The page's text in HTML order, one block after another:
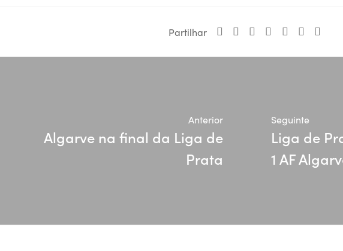
Partilhar
Anterior
Algarve na final da Liga de
Prata
Seguinte
Liga de
1 AF